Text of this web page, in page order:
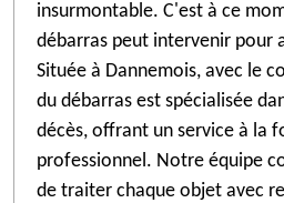
insurmontable. C'est à ce
débarras peut intervenir pour
Située à Dannemois, avec le
du débarras est spécialisée
décès, offrant un service à la
professionnel. Notre équipe
de traiter chaque objet avec